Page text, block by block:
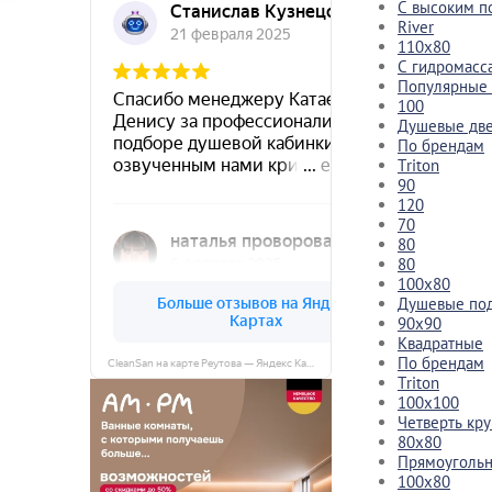
С высоким
River
110x80
С
100
Душевые
По брендам
Triton
90
120
70
80
80
100x80
Душевые
90x90
Квадратные
По брендам
Triton
100x100
Четверть
80x80
100x80